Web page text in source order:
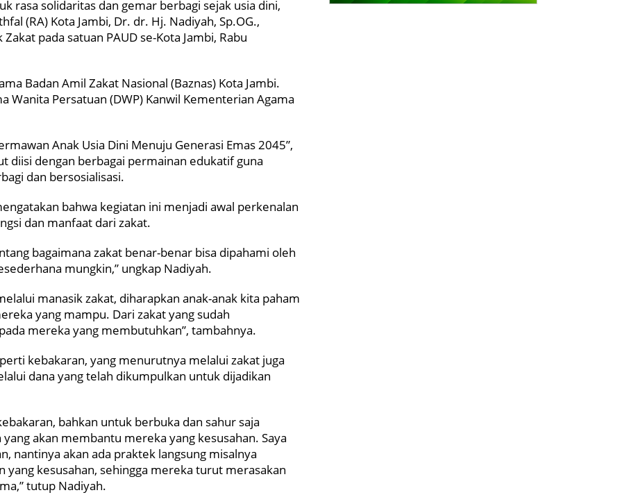
rasa solidaritas dan gemar berbagi sejak usia dini,
(RA) Kota Jambi, Dr. dr. Hj. Nadiyah, Sp.OG.,
pada satuan PAUD se-Kota Jambi, Rabu
Badan Amil Zakat Nasional (Baznas) Kota Jambi.
Wanita Persatuan (DWP) Kanwil Kementerian Agama
Anak Usia Dini Menuju Generasi Emas 2045”,
diisi dengan berbagai permainan edukatif guna
dan bersosialisasi.
bahwa kegiatan ini menjadi awal perkenalan
dan manfaat dari zakat.
bagaimana zakat benar-benar bisa dipahami oleh
mungkin,” ungkap Nadiyah.
manasik zakat, diharapkan anak-anak kita paham
yang mampu. Dari zakat yang sudah
mereka yang membutuhkan”, tambahnya.
kebakaran, yang menurutnya melalui zakat juga
dana yang telah dikumpulkan untuk dijadikan
bahkan untuk berbuka dan sahur saja
akan membantu mereka yang kesusahan. Saya
nantinya akan ada praktek langsung misalnya
yang kesusahan, sehingga mereka turut merasakan
tutup Nadiyah.